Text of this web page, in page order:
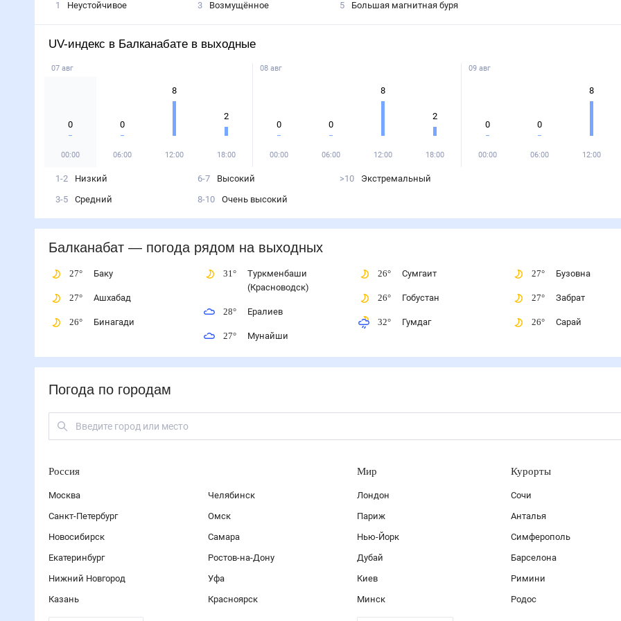
1
Неустойчивое
3
Возмущённое
5
Большая магнитная буря
UV-индекс в Балканабате в выходные
07 авг
0
00:00
0
06:00
8
12:00
2
18:00
08 авг
0
00:00
0
06:00
8
12:00
2
18:00
09 авг
0
00:00
0
06:00
8
12:00
1-2
Низкий
3-5
Средний
6-7
Высокий
8-10
Очень высокий
>10 Экстремальный
Балканабат — погода рядомна выходных
27° Баку
27° Ашхабад
26° Бинагади
31°
Туркменбаши
(Красноводск)
28° Ералиев
27° Мунайши
26° Сумгаит
26° Гобустан
32° Гумдаг
27° Бузовна
27° Забрат
26° Сарай
Погода по городам
Россия
Москва
Санкт-Петербург
Новосибирск
Екатеринбург
Нижний Новгород
Казань
Челябинск
Омск
Самара
Ростов-на-Дону
Уфа
Красноярск
Мир
Лондон
Париж
Нью-Йорк
Дубай
Киев
Минск
Курорты
Сочи
Анталья
Симферополь
Барселона
Римини
Родос